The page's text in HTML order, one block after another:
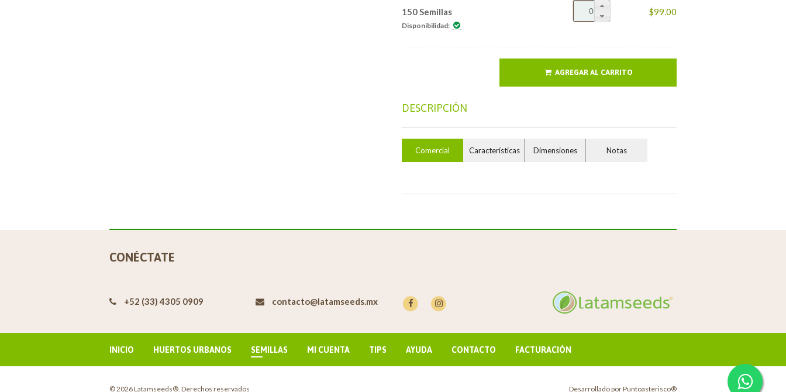
150 Semillas
Disponibilidad:
$99.00
AGREGAR AL CARRITO
DESCRIPCIÓN
Comercial Características Dimensiones Notas
CONÉCTATE
+52 (33) 4305 0909 contacto@latamseeds.mx
INICIO HUERTOS URBANOS SEMILLAS MI CUENTA TIPS AYUDA CONTACTO FACTURACIÓN
© 2026 Latamseeds®. Derechos reservados Desarrollado porPuntoasterisco®